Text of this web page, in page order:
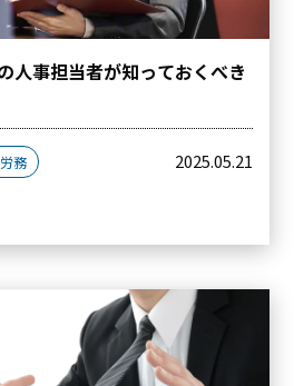
人事担当者が知っておくべき
務 2025.05.21